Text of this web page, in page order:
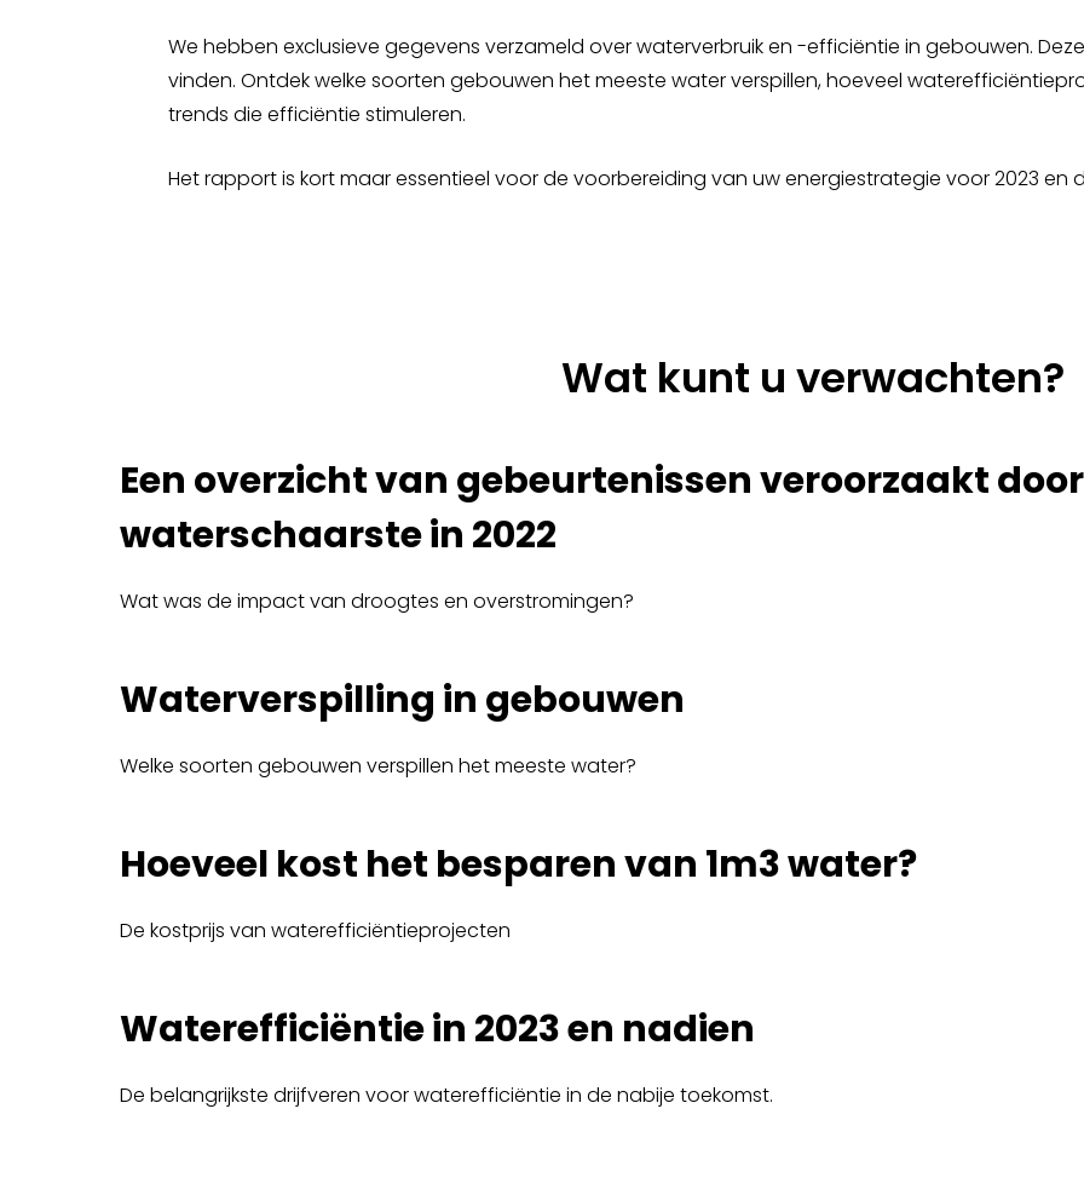
We hebben exclusieve gegevens verzameld over waterverbruik en -efficiëntie in gebouwen.
vinden. Ontdek welke soorten gebouwen het meeste water verspillen, hoeveel
trends die efficiëntie stimuleren.
Het rapport is kort maar essentieel voor de voorbereiding van uw energiestrategie voor 2023 en
Wat kunt u verwachten?
Een overzicht van gebeurtenissen veroorzaakt door
waterschaarste in 2022
Wat was de impact van droogtes en overstromingen?
Waterverspilling in gebouwen
Welke soorten gebouwen verspillen het meeste water?
Hoeveel kost het besparen van 1m3 water?
De kostprijs van waterefficiëntieprojecten
Waterefficiëntie in 2023 en nadien
De belangrijkste drijfveren voor waterefficiëntie in de nabije toekomst.